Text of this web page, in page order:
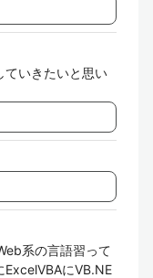
ていきたいと思い
系の言語習って
ExcelVBAにVB.NE